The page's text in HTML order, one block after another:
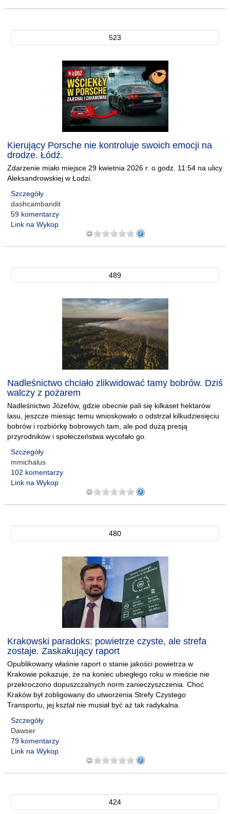
523
Kierujący Porsche nie kontroluje swoich emocji na
drodze. Łódź.
Zdarzenie miało miejsce 29 kwietnia 2026 r. o godz. 11:54 na ulicy
Aleksandrowskiej w Łodzi.
Szczegóły
dashcambandit
59 komentarzy
Link na Wykop
489
Nadleśnictwo chciało zlikwidować tamy bobrów. Dziś
walczy z pożarem
Nadleśnictwo Józefów, gdzie obecnie pali się kilkaset hektarów
lasu, jeszcze miesiąc temu wnioskowało o odstrzał kilkudziesięciu
bobrów i rozbiórkę bobrowych tam, ale pod dużą presją
przyrodników i społeczeństwa wycofało go.
Szczegóły
mmichalus
102 komentarzy
Link na Wykop
480
Krakowski paradoks: powietrze czyste, ale strefa
zostaje. Zaskakujący raport
Opublikowany właśnie raport o stanie jakości powietrza w
Krakowie pokazuje, że na koniec ubiegłego roku w mieście nie
przekroczono dopuszczalnych norm zanieczyszczenia. Choć
Kraków był zobligowany do utworzenia Strefy Czystego
Transportu, jej kształ nie musiał być aż tak radykalna.
Szczegóły
Dawser
79 komentarzy
Link na Wykop
424